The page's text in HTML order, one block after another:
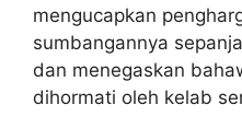
mengucapkan
sumbangannya
dan menegaskan
dihormati oleh kelab